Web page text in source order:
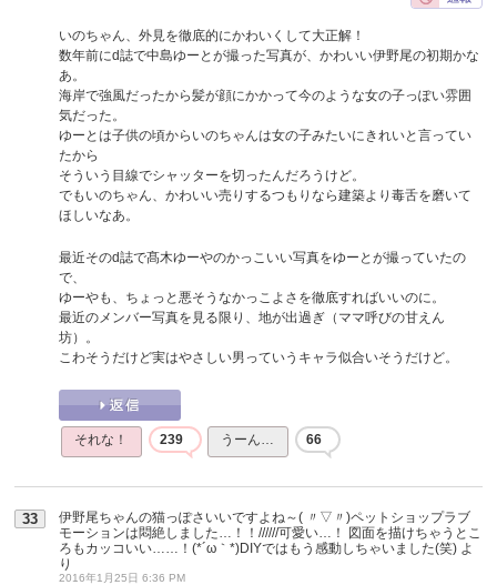
いのちゃん、外見を徹底的にかわいくして大正解！
数年前にd誌で中島ゆーとが撮った写真が、かわいい伊野尾の初期かな
あ。
海岸で強風だったから髪が顔にかかって今のような女の子っぽい雰囲
気だった。
ゆーとは子供の頃からいのちゃんは女の子みたいにきれいと言ってい
たから
そういう目線でシャッターを切ったんだろうけど。
でもいのちゃん、かわいい売りするつもりなら建築より毒舌を磨いて
ほしいなあ。
最近そのd誌で髙木ゆーやのかっこいい写真をゆーとが撮っていたの
で、
ゆーやも、ちょっと悪そうなかっこよさを徹底すればいいのに。
最近のメンバー写真を見る限り、地が出過ぎ（ママ呼びの甘えん
坊）。
こわそうだけど実はやさしい男っていうキャラ似合いそうだけど。
それな！ 239 うーん… 66
33
伊野尾ちゃんの猫っぽさいいですよね～( 〃▽〃)ペットショップラブ
モーションは悶絶しました…！！//////可愛い…！ 図面を描けちゃうとこ
ろもカッコいい……！(*´ω｀*)DIYではもう感動しちゃいました(笑) よ
り
2016年1月25日 6:36 PM